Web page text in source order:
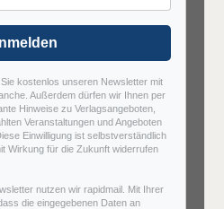
kostenlos unseren Newsletter mit
Außerdem dürfen wir Ihnen per
Hinweise zu Verlagsangeboten,
Veranstaltungen und Angeboten
Einwilligung ist selbstverständlich
Wirkung für die Zukunft widerrufen
nutzen wir rapidmail. Mit Ihrer
die eingegebenen Daten an